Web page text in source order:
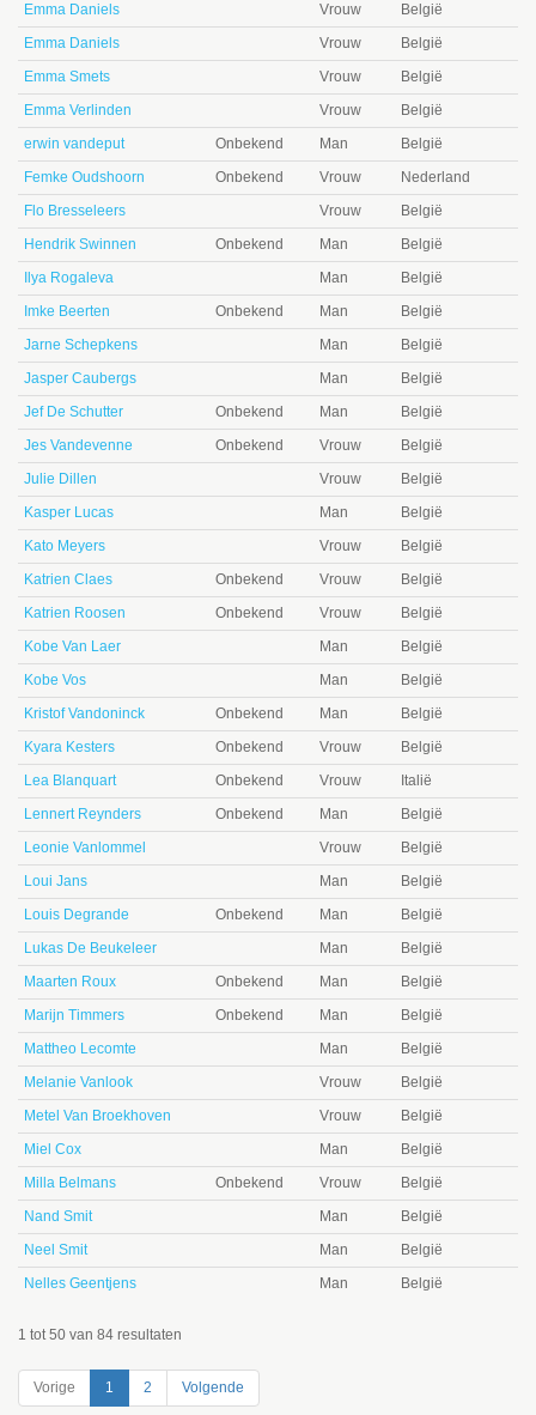
Emma Daniels
Vrouw
België
Emma Daniels
Vrouw
België
Emma Smets
Vrouw
België
Emma Verlinden
Vrouw
België
erwin vandeput
Onbekend Man
België
Femke Oudshoorn
Onbekend Vrouw
Nederland
Flo Bresseleers
Vrouw
België
Hendrik Swinnen
Onbekend Man
België
Ilya Rogaleva
Man
België
Imke Beerten
Onbekend Man
België
Jarne Schepkens
Man
België
Jasper Caubergs
Man
België
Jef De Schutter
Onbekend Man
België
Jes Vandevenne
Onbekend Vrouw
België
Julie Dillen
Vrouw
België
Kasper Lucas
Man
België
Kato Meyers
Vrouw
België
Katrien Claes
Onbekend Vrouw
België
Katrien Roosen
Onbekend Vrouw
België
Kobe Van Laer
Man
België
Kobe Vos
Man
België
Kristof Vandoninck
Onbekend Man
België
Kyara Kesters
Onbekend Vrouw
België
Lea Blanquart
Onbekend Vrouw
Italië
Lennert Reynders
Onbekend Man
België
Leonie Vanlommel
Vrouw
België
Loui Jans
Man
België
Louis Degrande
Onbekend Man
België
Lukas De Beukeleer
Man
België
Maarten Roux
Onbekend Man
België
Marijn Timmers
Onbekend Man
België
Mattheo Lecomte
Man
België
Melanie Vanlook
Vrouw
België
Metel Van Broekhoven
Vrouw
België
Miel Cox
Man
België
Milla Belmans
Onbekend Vrouw
België
Nand Smit
Man
België
Neel Smit
Man
België
Nelles Geentjens
Man België
1 tot 50 van 84 resultaten
Vorige 1 2 Volgende